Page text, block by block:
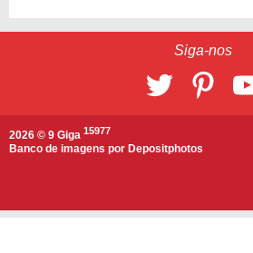
Siga-nos
2026 © 9 Giga 15977
Banco de imagens por Depositphotos